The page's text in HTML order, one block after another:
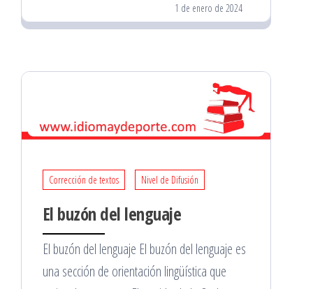
1 de enero de 2024
Corrección de textos Nivel de Difusión
El buzón del lenguaje
El buzón del lenguaje El buzón del lenguaje es
una sección de orientación lingüística que